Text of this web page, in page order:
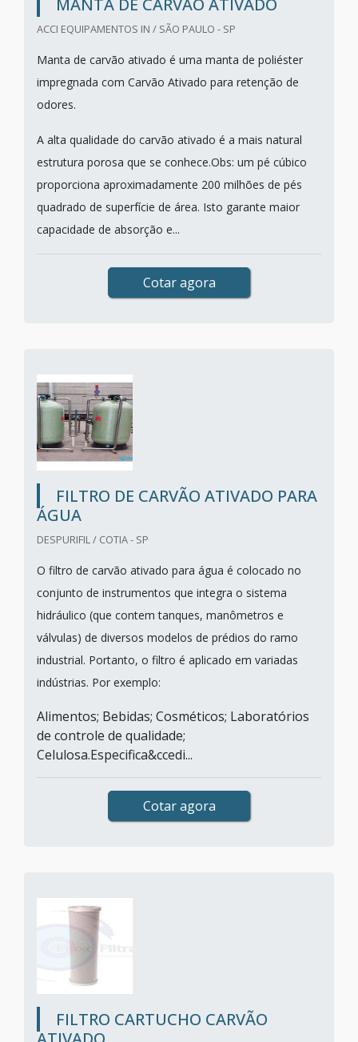
MANTA DE CARVÃO ATIVADO
ACCI EQUIPAMENTOS IN / SÃO PAULO - SP
Manta de carvão ativado é uma manta de poliéster
impregnada com Carvão Ativado para retenção de
odores.
A alta qualidade do carvão ativado é a mais natural
estrutura porosa que se conhece.Obs: um pé cúbico
proporciona aproximadamente 200 milhões de pés
quadrado de superfície de área. Isto garante maior
capacidade de absorção e...
Cotar agora
FILTRO DE CARVÃO ATIVADO PARA
ÁGUA
DESPURIFIL / COTIA - SP
O filtro de carvão ativado para água é colocado no
conjunto de instrumentos que integra o sistema
hidráulico (que contem tanques, manômetros e
válvulas) de diversos modelos de prédios do ramo
industrial. Portanto, o filtro é aplicado em variadas
indústrias. Por exemplo:
Alimentos; Bebidas; Cosméticos; Laboratórios
de controle de qualidade;
Celulosa.Especifica&ccedi...
Cotar agora
FILTRO CARTUCHO CARVÃO